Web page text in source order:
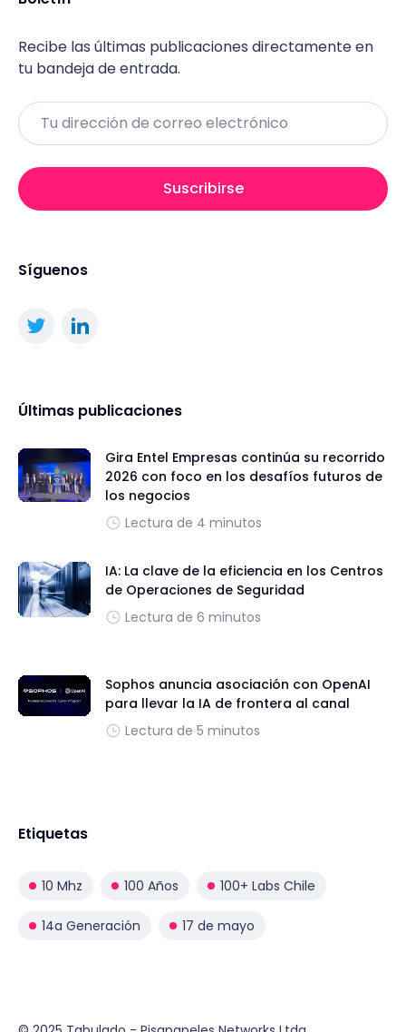
Recibe las últimas publicaciones directamente en
tu bandeja de entrada.
Email
Suscribirse
Síguenos
Últimas publicaciones
Gira Entel Empresas continúa su recorrido
2026 con foco en los desafíos futuros de
los negocios
Lectura de 4 minutos
IA: La clave de la eficiencia en los Centros
de Operaciones de Seguridad
Lectura de 6 minutos
Sophos anuncia asociación con OpenAI
para llevar la IA de frontera al canal
Lectura de 5 minutos
Etiquetas
10 Mhz 100 Años 100+ Labs Chile
14a Generación 17 de mayo